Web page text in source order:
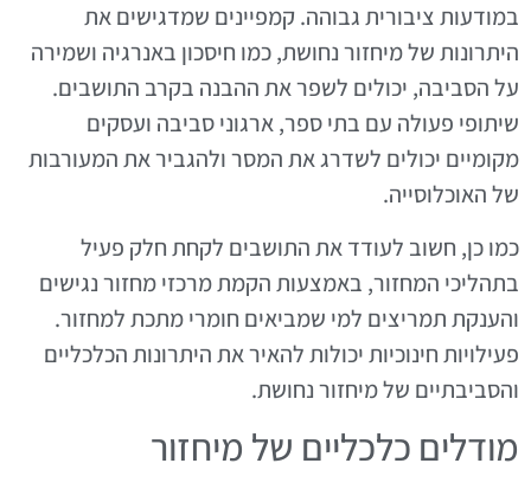
במודעות ציבורית גבוהה. קמפיינים שמדגישים את
היתרונות של מיחזור נחושת, כמו חיסכון באנרגיה ושמירה
על הסביבה, יכולים לשפר את ההבנה בקרב התושבים.
שיתופי פעולה עם בתי ספר, ארגוני סביבה ועסקים
מקומיים יכולים לשדרג את המסר ולהגביר את המעורבות
של האוכלוסייה.
כמו כן, חשוב לעודד את התושבים לקחת חלק פעיל
בתהליכי המחזור, באמצעות הקמת מרכזי מחזור נגישים
והענקת תמריצים למי שמביאים חומרי מתכת למחזור.
פעילויות חינוכיות יכולות להאיר את היתרונות הכלכליים
והסביבתיים של מיחזור נחושת.
מודלים כלכליים של מיחזור